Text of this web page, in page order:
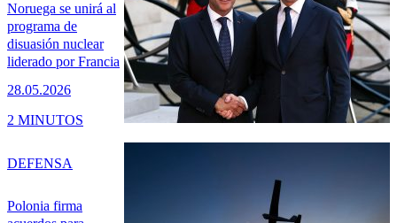
Noruega se unirá al
programa de
disuasión nuclear
liderado por Francia
28.05.2026
2 MINUTOS
Polonia firma
DEFENSA